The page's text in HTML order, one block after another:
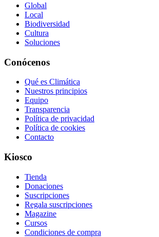
Global
Local
Biodiversidad
Cultura
Soluciones
Conócenos
Qué es Climática
Nuestros principios
Equipo
Transparencia
Política de privacidad
Política de cookies
Contacto
Kiosco
Tienda
Donaciones
Suscripciones
Regala suscripciones
Magazine
Cursos
Condiciones de compra